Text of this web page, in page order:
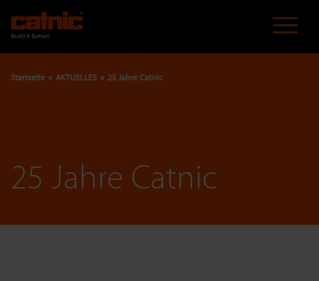
zum
Inhalt
Pfadnavigation
Startseite AKTUELLES 25 Jahre Catnic
25 Jahre Catnic